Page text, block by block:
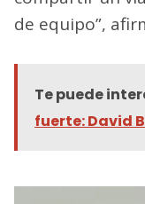
de equipo”,
Te puede
fuerte: David